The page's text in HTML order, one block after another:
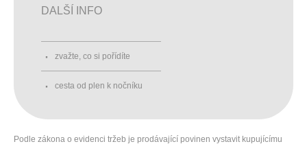
DALŠÍ INFO
zvažte, co si pořídíte
cesta od plen k nočníku
Podle zákona o evidenci tržeb je prodávající povinen vystavit kupujícímu